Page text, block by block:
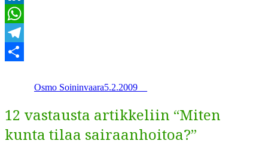
LinkedIn
WhatsApp
Telegram
Osmo Soininvaara5.2.2009
12 vastausta artikkeliin “Miten
kunta tilaa sairaanhoitoa?”